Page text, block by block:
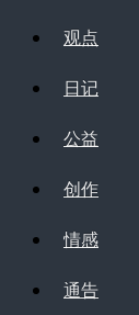
观点
日记
公益
创作
情感
通告